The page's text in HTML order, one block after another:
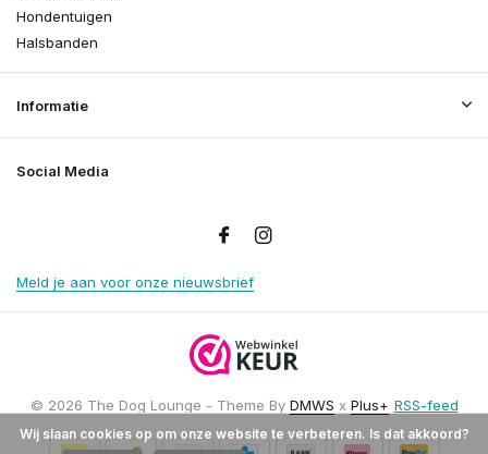
Hondentuigen
Halsbanden
Informatie
Social Media
Meld je aan voor onze nieuwsbrief
© 2026 The Dog Lounge - Theme By DMWS x Plus+ RSS-feed
Wij slaan cookies op om onze website te verbeteren. Is dat akkoord?